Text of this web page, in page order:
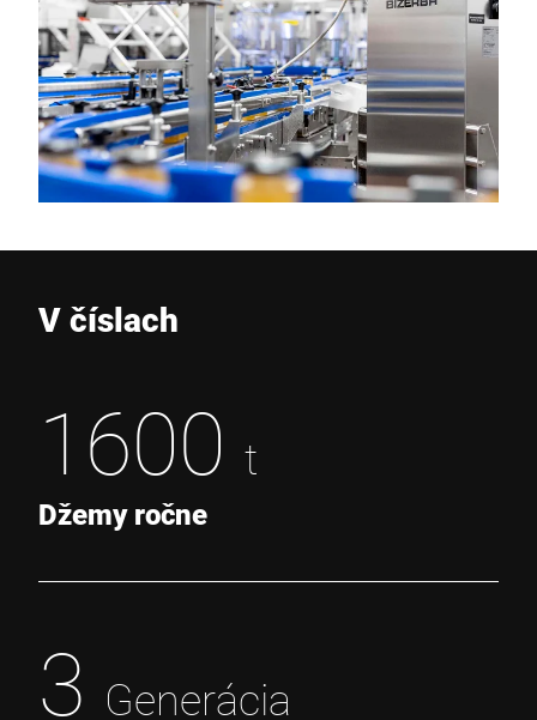
V číslach
1600 t
Džemy ročne
3 Generácia